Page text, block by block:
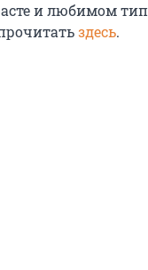
и любимом
здесь.